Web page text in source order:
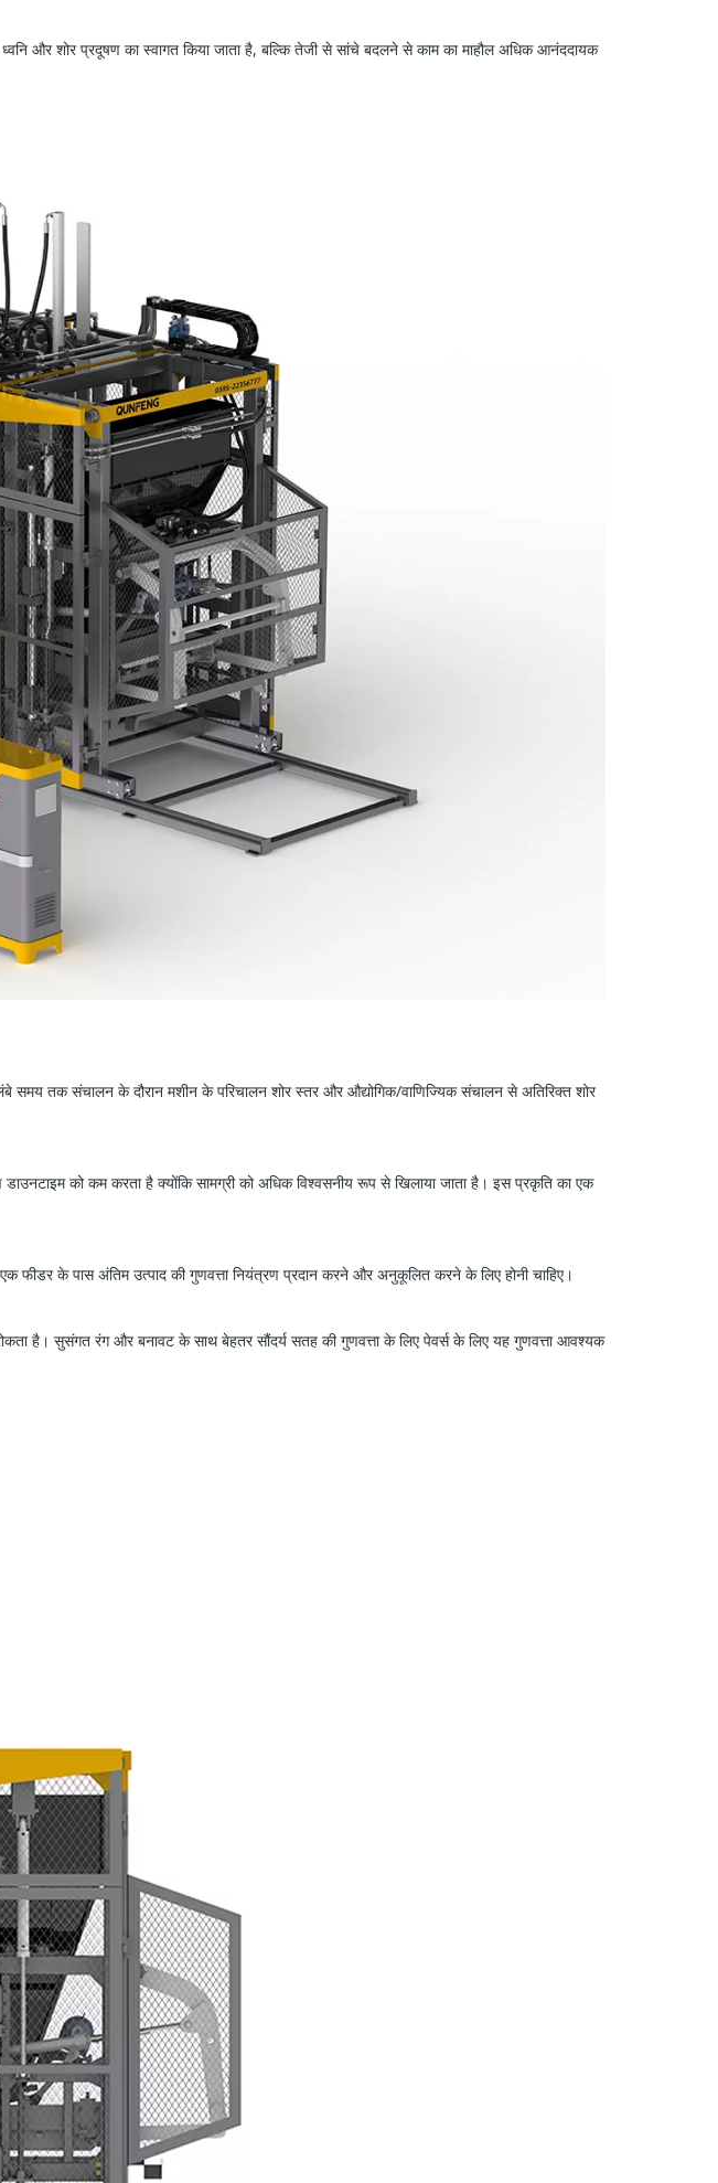
और शोर प्रदूषण का स्वागत किया जाता है, बल्कि तेजी से सांचे बदलने से काम का माहौल अधिक आनंददायक
समय तक संचालन के दौरान मशीन के परिचालन शोर स्तर और औद्योगिक/वाणिज्यिक संचालन से अतिरिक्त शोर
को कम करता है क्योंकि सामग्री को अधिक विश्वसनीय रूप से खिलाया जाता है। इस प्रकृति का एक
फीडर के पास अंतिम उत्पाद की गुणवत्ता नियंत्रण प्रदान करने और अनुकूलित करने के लिए होनी चाहिए।
है। सुसंगत रंग और बनावट के साथ बेहतर सौंदर्य सतह की गुणवत्ता के लिए पेवर्स के लिए यह गुणवत्ता आवश्यक